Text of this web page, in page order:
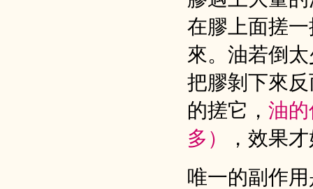
在膠上面搓
來。油若倒
把膠剝下來
的搓它， 油
多）
，效果
唯一的副作